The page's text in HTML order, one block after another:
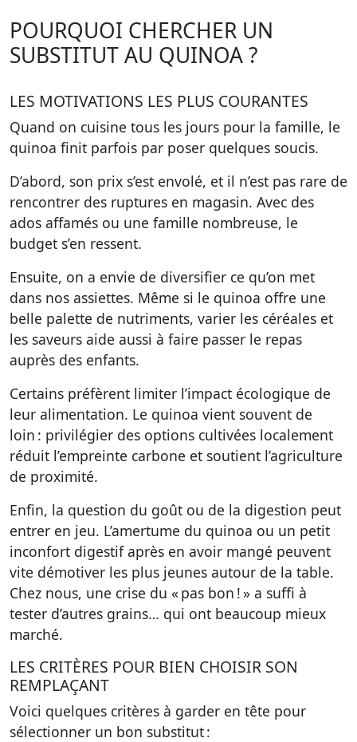
POURQUOI CHERCHER UN
SUBSTITUT AU QUINOA ?
LES MOTIVATIONS LES PLUS COURANTES
Quand on cuisine tous les jours pour la famille, le
quinoa finit parfois par poser quelques soucis.
D’abord, son prix s’est envolé, et il n’est pas rare de
rencontrer des ruptures en magasin. Avec des
ados affamés ou une famille nombreuse, le
budget s’en ressent.
Ensuite, on a envie de diversifier ce qu’on met
dans nos assiettes. Même si le quinoa offre une
belle palette de nutriments, varier les céréales et
les saveurs aide aussi à faire passer le repas
auprès des enfants.
Certains préfèrent limiter l’impact écologique de
leur alimentation. Le quinoa vient souvent de
loin : privilégier des options cultivées localement
réduit l’empreinte carbone et soutient l’agriculture
de proximité.
Enfin, la question du goût ou de la digestion peut
entrer en jeu. L’amertume du quinoa ou un petit
inconfort digestif après en avoir mangé peuvent
vite démotiver les plus jeunes autour de la table.
Chez nous, une crise du « pas bon ! » a suffi à
tester d’autres grains… qui ont beaucoup mieux
marché.
LES CRITÈRES POUR BIEN CHOISIR SON
REMPLAÇANT
Voici quelques critères à garder en tête pour
sélectionner un bon substitut :